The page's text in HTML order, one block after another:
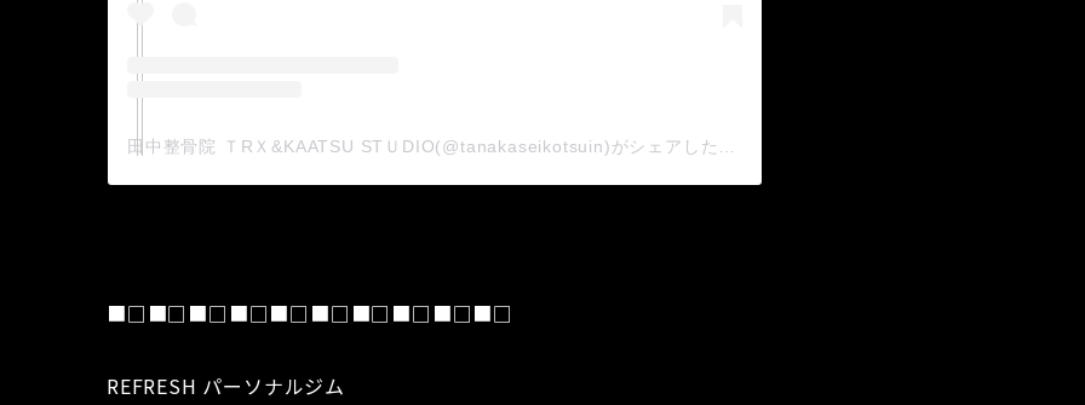
■□■□■□■□■□■□■□■□■□■□
REFRESH パーソナルジム